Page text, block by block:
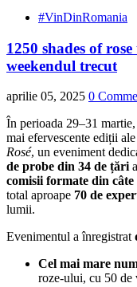
#VinDinRomania
1250 shades of
weekendul trecut
aprilie 05, 2025 0
În perioada 29–31
mai efervescente ediții ale
Rosé, un eveniment
de probe din 34 de țări
comisii formate din
total aproape 70 de
lumii.
Evenimentul a înregistrat
Cel mai mare
roze-ului, cu 50 de